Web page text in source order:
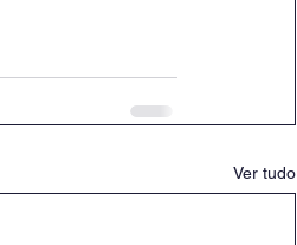
Ver tudo